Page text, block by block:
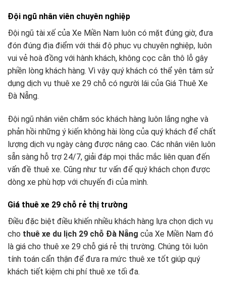
Đội ngũ nhân viên chuyên nghiệp
Đội ngũ tài xế của Xe Miền Nam luôn có mặt đúng giờ, đưa
đón đúng địa điểm với thái độ phục vụ chuyên nghiệp, luôn
vui vẻ hoà đồng với hành khách, không cọc cằn thô lỗ gây
phiền lòng khách hàng. Vì vậy quý khách có thể yên tâm sử
dụng dịch vụ thuê xe 29 chỗ có người lái của Giá Thuê Xe
Đà Nẵng.
Đội ngũ nhân viên chăm sóc khách hàng luôn lắng nghe và
phản hồi những ý kiến không hài lòng của quý khách để chất
lượng dịch vụ ngày càng được nâng cao. Các nhân viên luôn
sẵn sàng hỗ trợ 24/7, giải đáp mọi thắc mắc liên quan đến
vấn đề thuê xe. Cũng như tư vấn để quý khách chọn được
dòng xe phù hợp với chuyến đi của mình.
Giá thuê xe 29 chỗ rẻ thị trường
Điều đặc biệt điều khiến nhiều khách hàng lựa chọn dịch vụ
cho thuê xe du lịch 29 chỗ Đà Nẵng của Xe Miền Nam đó
là giá cho thuê xe 29 chỗ giá rẻ thị trường. Chúng tôi luôn
tính toán cẩn thận để đưa ra mức thuê xe tốt giúp quý
khách tiết kiệm chi phí thuê xe tối đa.